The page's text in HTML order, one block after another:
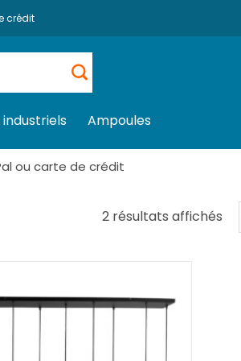
crédit
Ampoules
ou carte de crédit
2 résultats affichés